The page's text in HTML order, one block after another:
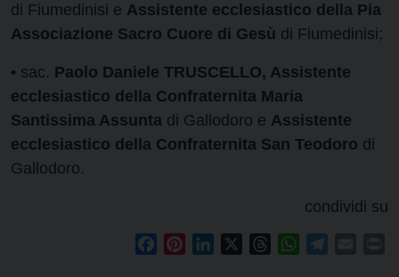
di Fiumedinisi e Assistente ecclesiastico della Pia
Associazione Sacro Cuore di Gesù di Fiumedinisi;
• sac. Paolo Daniele TRUSCELLO, Assistente
ecclesiastico della Confraternita Maria
Santissima Assunta di Gallodoro e Assistente
ecclesiastico della Confraternita San Teodoro di
Gallodoro.
condividi su
FacebookPinterestLinkedIn ThreadsWhatsApp